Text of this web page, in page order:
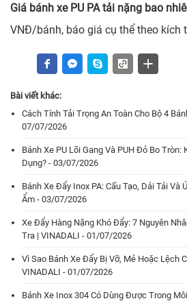
Giá bánh xe PU PA tải nặng bao
VNĐ/bánh, báo giá cụ thể theo kích
Bài viết khác:
Cách Tính Tải Trọng An Toàn Cho Bộ 4
07/07/2026
Bánh Xe PU Lõi Gang Và PUH Đỏ Bo Tròn:
Dụng? - 03/07/2026
Bánh Xe Đẩy Inox PA: Cấu Tạo, Dải Tải Và
Ẩm - 03/07/2026
Xe Đẩy Hàng Nặng Khó Đẩy: 7 Nguyên
Tra | VINADALI - 01/07/2026
Vì Sao Bánh Xe Đẩy Bị Vỡ, Mẻ Hoặc Lệch
VINADALI - 01/07/2026
Bánh Xe Inox 304 Có Dùng Được Trong